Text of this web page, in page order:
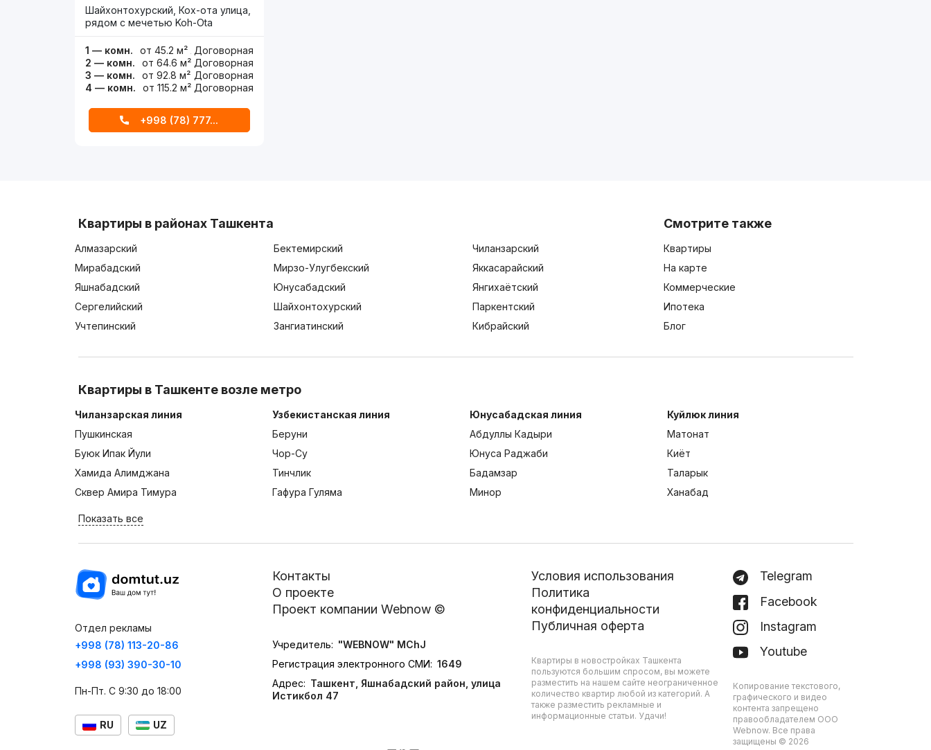
Шайхонтохурский, Кох-ота улица,
рядом с мечетью Koh-Ota
1 — комн. от 45.2 м² Договорная
2 — комн.
от 64.6 м² Договорная
3 — комн.
от 92.8 м² Договорная
4 — комн.
от 115.2 м² Договорная
+998 (78) 777...
Квартиры в районах Ташкента
Алмазарский Бектемирский
Чиланзарский
Мирабадский
Мирзо-Улугбекский
Яккасарайский
Яшнабадский
Юнусабадский
Янгихаётский
Сергелийский
Шайхонтохурский
Паркентский
Учтепинский
Зангиатинский Кибрайский
Смотрите также
Квартиры
На карте
Коммерческие
Ипотека
Блог
Квартиры в Ташкенте возле метро
Чиланзарская линия
Пушкинская
Буюк Ипак Йули
Хамида Алимджана
Сквер Амира Тимура
Узбекистанская линия
Беруни
Чор-Су
Тинчлик
Гафура Гуляма
Юнусабадская линия
Абдуллы Кадыри
Юнуса Раджаби
Бадамзар
Минор
Куйлюк линия
Матонат
Киёт
Таларык
Ханабад
Показать все
Отдел рекламы
+998 (78) 113-20-86
+998 (93) 390-30-10
Пн-Пт. С 9:30 до 18:00
RU UZ
Контакты
О проекте
Проект компании Webnow ©
Учредитель: "WEBNOW" MChJ
Регистрация электронного СМИ: 1649
Адрес: Ташкент, Яшнабадский район, улица
Истикбол 47
Условия использования
Политика
конфиденциальности
Публичная оферта
Квартиры в новостройках Ташкента
пользуются большим спросом, вы можете
разместить на нашем сайте неограниченное
количество квартир любой из категорий. А
также разместить рекламные и
информационные статьи. Удачи!
Telegram
Facebook
Instagram
Youtube
Копирование текстового,
графического и видео
контента запрещено
правообладателем ООО
Webnow. Все права
защищены © 2026